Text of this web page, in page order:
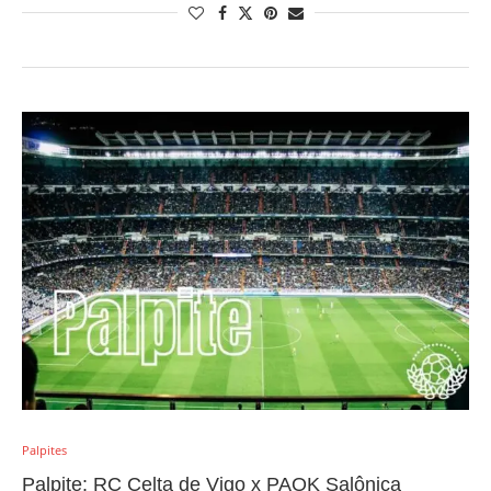
Palpites
Palpite: RC Celta de Vigo x PAOK Salônica